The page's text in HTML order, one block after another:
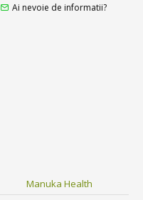
Ai nevoie de informatii?
Manuka Health